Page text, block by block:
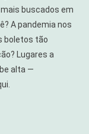
buscados em
A pandemia nos
boletos tão
Lugares a
alta —